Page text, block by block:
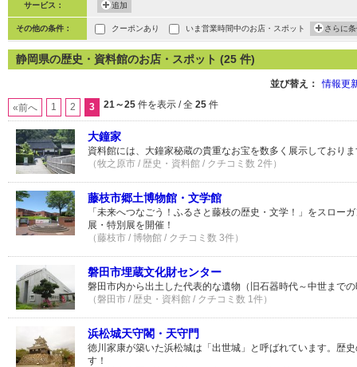
サービス： 追加
その他の条件： クーポンあり いま営業時間中のお店・スポット さらに
静岡県の歴史・資料館のお店・スポット (25 件)
並び替え： 情報更
«前へ 1 2 3 21～25 件を表示 / 全 25 件
大鐘家
資料館には、大鐘家秘蔵の貴重なお宝を数多く展示しており
（牧之原市 / 歴史・資料館 / クチコミ数 2件）
藤枝市郷土博物館・文学館
「未来へつなごう！ふるさと藤枝の歴史・文学！」をスロー
展・特別展を開催！
（藤枝市 / 博物館 / クチコミ数 3件）
磐田市埋蔵文化財センター
磐田市内から出土した代表的な遺物（旧石器時代～中世まで
（磐田市 / 歴史・資料館 / クチコミ数 1件）
浜松城天守閣・天守門
徳川家康が築いた浜松城は「出世城」と呼ばれています。歴
す！